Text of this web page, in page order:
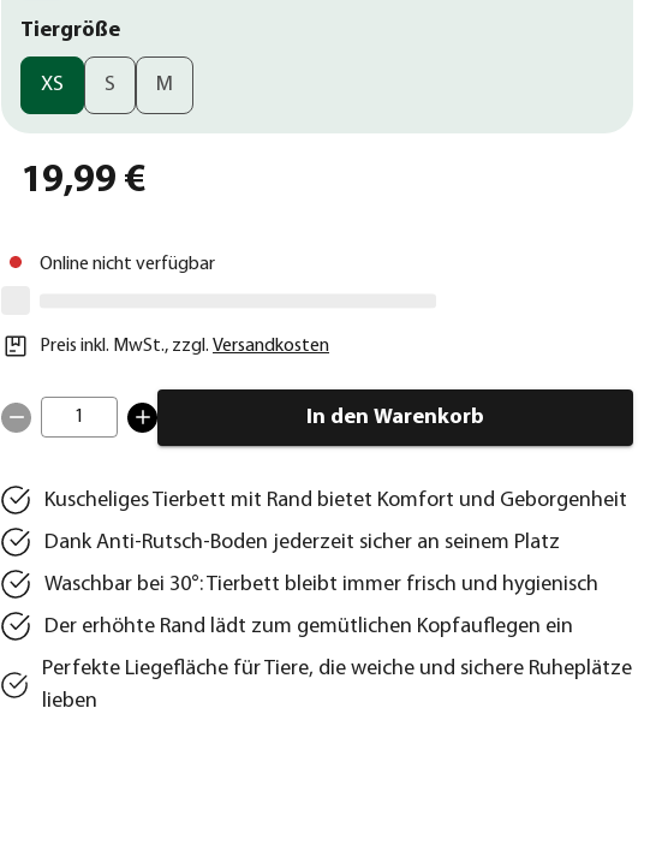
Tiergröße
XS S M
19,99 €
Online nicht verfügbar
Preis inkl. MwSt., zzgl. Versandkosten
1 In den Warenkorb
Kuscheliges Tierbett mit Rand bietet Komfort und Geborgenheit
Dank Anti-Rutsch-Boden jederzeit sicher an seinem Platz
Waschbar bei 30°: Tierbett bleibt immer frisch und hygienisch
Der erhöhte Rand lädt zum gemütlichen Kopfauflegen ein
Perfekte Liegefläche für Tiere, die weiche und sichere Ruheplätze
lieben